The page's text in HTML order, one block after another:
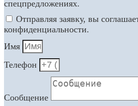
спецпредложениях.
Отправляя заявку, вы
конфиденциальности.
Имя
Телефон
Сообщение